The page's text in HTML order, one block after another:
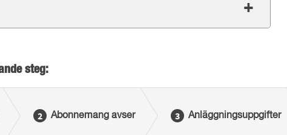
steg:
Abonnemang avser Anläggningsuppgifter